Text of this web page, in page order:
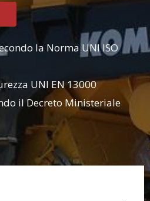
la Norma UNI ISO
UNI EN 13000
il Decreto Ministeriale